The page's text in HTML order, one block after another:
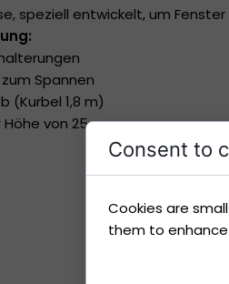
speziell entwickelt, um
Spannen
(Kurbel 1,8 m)
von 25 cm
Consent to
Cookies are
them to